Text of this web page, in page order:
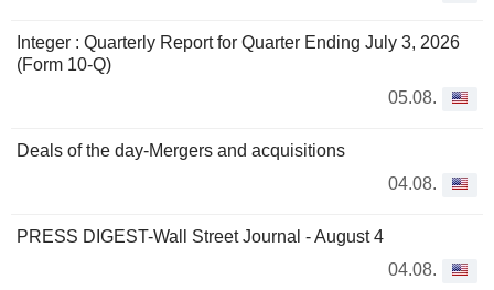
Integer : Quarterly Report for Quarter Ending July 3, 2026
(Form 10-Q)
05.08.
Deals of the day-Mergers and acquisitions
04.08.
PRESS DIGEST-Wall Street Journal - August 4
04.08.